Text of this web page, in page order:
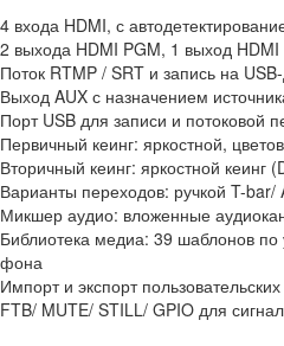
4 входа HDMI, с
2 выхода HDMI PGM, 1 выход
Поток RTMP / SRT и запись на
Выход AUX с назначением
Порт USB для записи и потоковой
Первичный кеинг: яркостной,
Вторичный кеинг: яркостной кеинг
Варианты переходов: ручкой T-
Микшер аудио: вложенные
Библиотека медиа: 39 шаблонов
фона
Импорт и экспорт
FTB/ MUTE/ STILL/ GPIO для